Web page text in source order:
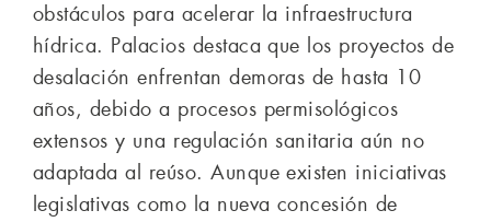
obstáculos para acelerar la infraestructura
hídrica. Palacios destaca que los proyectos de
desalación enfrentan demoras de hasta 10
años, debido a procesos permisológicos
extensos y una regulación sanitaria aún no
adaptada al reúso. Aunque existen iniciativas
legislativas como la nueva concesión de